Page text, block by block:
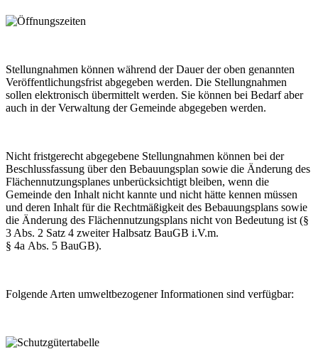
Stellungnahmen können während der Dauer der oben genannten
Veröffentlichungsfrist abgegeben werden. Die Stellungnahmen
sollen elektronisch übermittelt werden. Sie können bei Bedarf aber
auch in der Verwaltung der Gemeinde abgegeben werden.
Nicht fristgerecht abgegebene Stellungnahmen können bei der
Beschlussfassung über den Bebauungsplan sowie die Änderung des
Flächennutzungsplanes unberücksichtigt bleiben, wenn die
Gemeinde den Inhalt nicht kannte und nicht hätte kennen müssen
und deren Inhalt für die Rechtmäßigkeit des Bebauungsplans sowie
die Änderung des Flächennutzungsplans nicht von Bedeutung ist (§
3 Abs. 2 Satz 4 zweiter Halbsatz BauGB i.V.m.
§ 4a Abs. 5 BauGB).
Folgende Arten umweltbezogener Informationen sind verfügbar: